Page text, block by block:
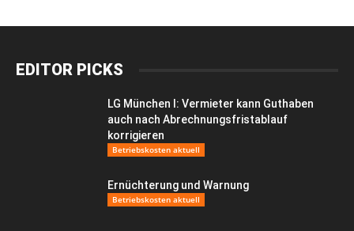
EDITOR PICKS
LG München I: Vermieter kann Guthaben
auch nach Abrechnungsfristablauf
korrigieren
Betriebskosten aktuell
Ernüchterung und Warnung
Betriebskosten aktuell